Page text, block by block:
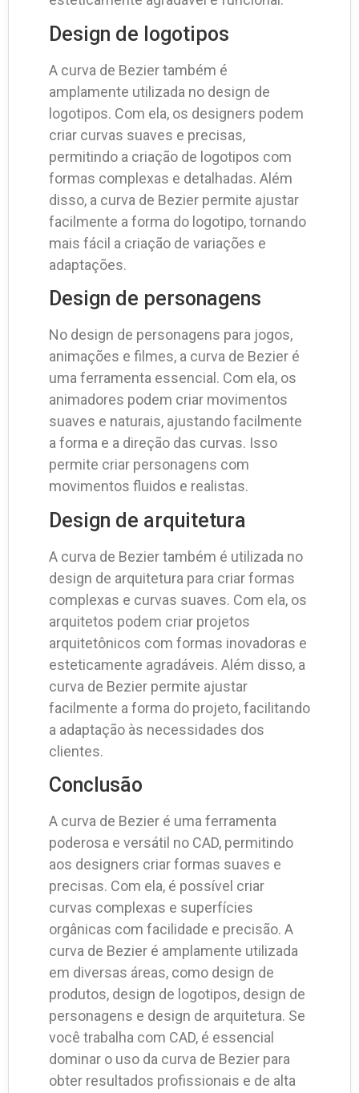
Design de logotipos
A curva de Bezier também é
amplamente utilizada no design de
logotipos. Com ela, os designers podem
criar curvas suaves e precisas,
permitindo a criação de logotipos com
formas complexas e detalhadas. Além
disso, a curva de Bezier permite ajustar
facilmente a forma do logotipo, tornando
mais fácil a criação de variações e
adaptações.
Design de personagens
No design de personagens para jogos,
animações e filmes, a curva de Bezier é
uma ferramenta essencial. Com ela, os
animadores podem criar movimentos
suaves e naturais, ajustando facilmente
a forma e a direção das curvas. Isso
permite criar personagens com
movimentos fluidos e realistas.
Design de arquitetura
A curva de Bezier também é utilizada no
design de arquitetura para criar formas
complexas e curvas suaves. Com ela, os
arquitetos podem criar projetos
arquitetônicos com formas inovadoras e
esteticamente agradáveis. Além disso, a
curva de Bezier permite ajustar
facilmente a forma do projeto, facilitando
a adaptação às necessidades dos
clientes.
Conclusão
A curva de Bezier é uma ferramenta
poderosa e versátil no CAD, permitindo
aos designers criar formas suaves e
precisas. Com ela, é possível criar
curvas complexas e superfícies
orgânicas com facilidade e precisão. A
curva de Bezier é amplamente utilizada
em diversas áreas, como design de
produtos, design de logotipos, design de
personagens e design de arquitetura. Se
você trabalha com CAD, é essencial
dominar o uso da curva de Bezier para
obter resultados profissionais e de alta